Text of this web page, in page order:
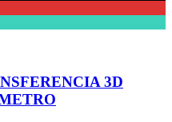
3D